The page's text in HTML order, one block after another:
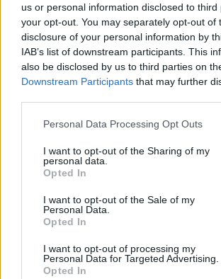
us or personal information disclosed to
your opt-out. You may separately opt-out of
disclosure of your personal information by
IAB’s list of downstream participants. This
also be disclosed by us to third parties on
Downstream Participants that may further
Please note that this website/app uses one
not limited to your visit or usage behaviour.
grant or deny consent to Google and its
use your data for below specified purposes
consent section.
Personal Data Processing Opt Outs
I want to opt-out of the Sharing of my
personal data.
Opted In
I want to opt-out of the Sale of my
Personal Data.
Opted In
I want to opt-out of processing my
Personal Data for Targeted Advertising.
Opted In